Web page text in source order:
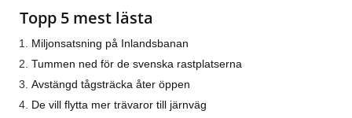
Topp 5 mest lästa
Miljonsatsning på Inlandsbanan
Tummen ned för de svenska rastplatserna
Avstängd tågsträcka åter öppen
De vill flytta mer trävaror till järnväg